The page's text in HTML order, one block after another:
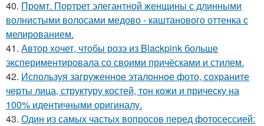
40. Промт. Портрет элегантной женщины с длинными
волнистыми волосами медово - каштанового оттенка с
мелированием.
41. Автор хочет, чтобы розэ из Blackpink больше
экспериментировала со своими причёсками и стилем.
42. Используя загруженное эталонное фото, сохраните
черты лица, структуру костей, тон кожи и прическу на
100% идентичными оригиналу.
43. Один из самых частых вопросов перед фотосессией: